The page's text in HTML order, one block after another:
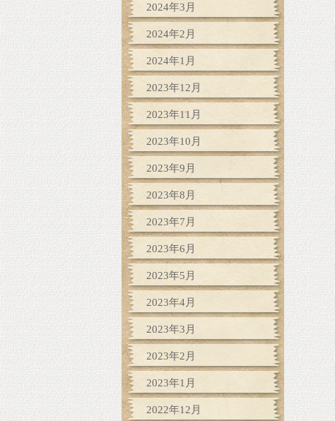
2024年3月
2024年2月
2024年1月
2023年12月
2023年11月
2023年10月
2023年9月
2023年8月
2023年7月
2023年6月
2023年5月
2023年4月
2023年3月
2023年2月
2023年1月
2022年12月